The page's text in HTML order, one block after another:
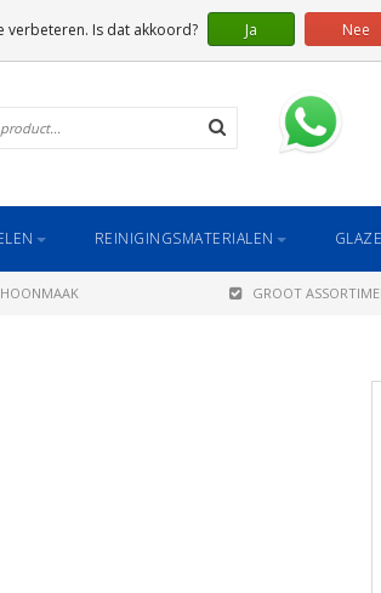
REINIGINGSMATERIALEN
GROOT
verbeteren. Is dat akkoord? Ja Nee